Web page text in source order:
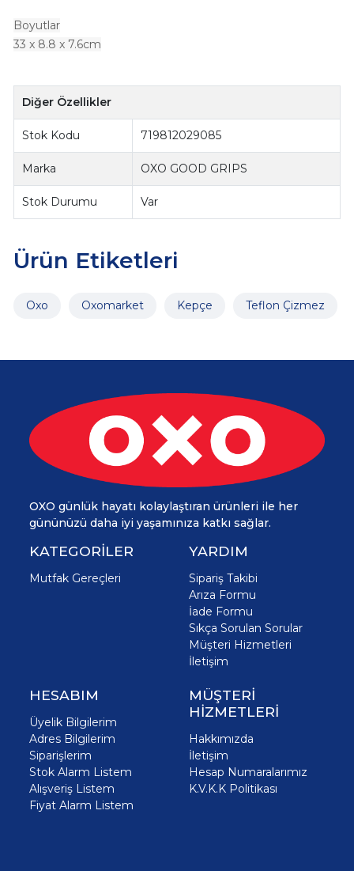
Boyutlar
33 x 8.8 x 7.6cm
Diğer Özellikler
Stok Kodu 719812029085
Marka OXO GOOD GRIPS
Stok Durumu Var
Ürün Etiketleri
Oxo Oxomarket Kepçe Teflon Çizmez
OXO günlük hayatı kolaylaştıran ürünleri ile her
gününüzü daha iyi yaşamınıza katkı sağlar.
KATEGORİLER
Mutfak Gereçleri
YARDIM
Sipariş Takibi
Arıza Formu
İade Formu
Sıkça Sorulan Sorular
Müşteri Hizmetleri
İletişim
HESABIM
Üyelik Bilgilerim
Adres Bilgilerim
Siparişlerim
Stok Alarm Listem
Alışveriş Listem
Fiyat Alarm Listem
MÜŞTERİ
HİZMETLERİ
Hakkımızda
İletişim
Hesap Numaralarımız
K.V.K.K Politikası